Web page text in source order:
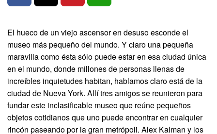
El hueco de un viejo ascensor en desuso esconde el
museo más pequeño del mundo. Y claro una pequeña
maravilla como ésta sólo puede estar en esa ciudad única
en el mundo, donde millones de personas llenas de
increíbles inquietudes habitan, hablamos claro está de la
ciudad de Nueva York. Allí tres amigos se reunieron para
fundar este inclasificable museo que reúne pequeños
objetos cotidianos que uno puede encontrar en cualquier
rincón paseando por la gran metrópoli. Alex Kalman y los